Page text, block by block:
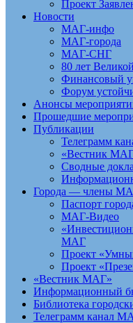
Проект
Новости
МАГ-инфо
МАГ-города
МАГ-СНГ
80 лет
Финансовый
Форум
Анонсы
Прошедшие
Публикации
Телеграмм
«Вестник
Сводные
Города — члены
Паспорт
МАГ-Видео
МАГ
Проект
Проект
«Вестник МАГ»
Информационный
Библиотека
Телеграмм канал